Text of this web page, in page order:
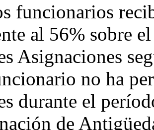
funcionarios
al 56% sobre
Asignaciones
no ha
durante el
de